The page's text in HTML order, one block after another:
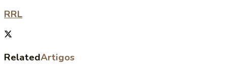
RRL
RelatedArtigos